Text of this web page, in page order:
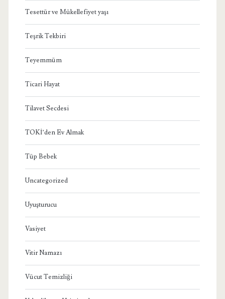
Tesettür ve Mükellefiyet yaşı
Teşrik Tekbiri
Teyemmüm
Ticari Hayat
Tilavet Secdesi
TOKİ’den Ev Almak
Tüp Bebek
Uncategorized
Uyuşturucu
Vasiyet
Vitir Namazı
Vücut Temizliği